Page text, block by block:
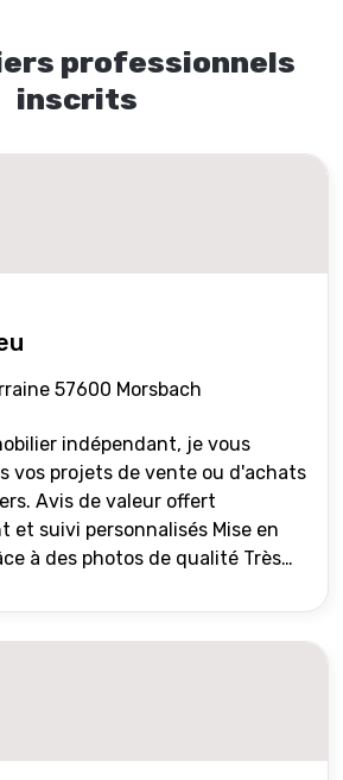
professionnels
inscrits
57600 Morsbach
indépendant, je vous
vos projets de vente ou d'achats
offert
et suivi personnalisés Mise en
à des photos de qualité Très
du financement des
de partenaires financiers
et Iad Deutschland Inter agence